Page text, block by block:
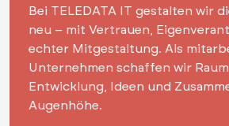
Bei TELEDATA IT gestalten wir
neu – mit Vertrauen,
echter Mitgestaltung. Als
Unternehmen schaffen wir
Entwicklung, Ideen und
Augenhöhe.